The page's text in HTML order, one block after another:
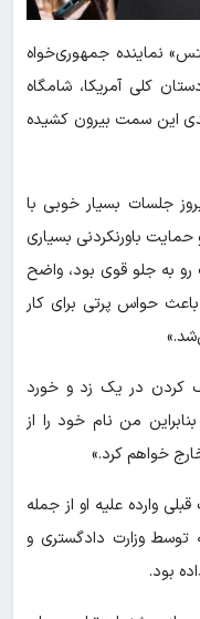
نماینده جمهوری‌خواه
کلی آمریکا، شامگاه
این سمت بیرون کشیده
جلسات بسیار خوبی با
حمایت باورنکردنی بسیاری
رو به جلو قوی بود، واضح
حواس پرتی برای کار
کردن در یک زد و خورد
من نام خود را از
خواهم کرد.»
وارده علیه او از جمله
توسط وزارت دادگستری و
بود.